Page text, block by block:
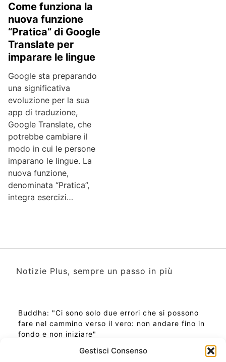
Gestisci Consenso
Come funziona la
nuova funzione
“Pratica” di Google
Translate per
imparare le lingue
Google sta preparando
una significativa
evoluzione per la sua
app di traduzione,
Google Translate, che
potrebbe cambiare il
modo in cui le persone
imparano le lingue. La
nuova funzione,
denominata “Pratica”,
integra esercizi…
Notizie Plus, sempre un passo in più
Buddha: "Ci sono solo due errori che si possono
fare nel cammino verso il vero: non andare fino in
fondo e non iniziare"